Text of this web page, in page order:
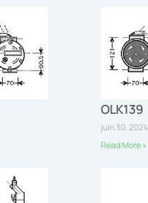
OLK139
juin 30, 2024
Read More »